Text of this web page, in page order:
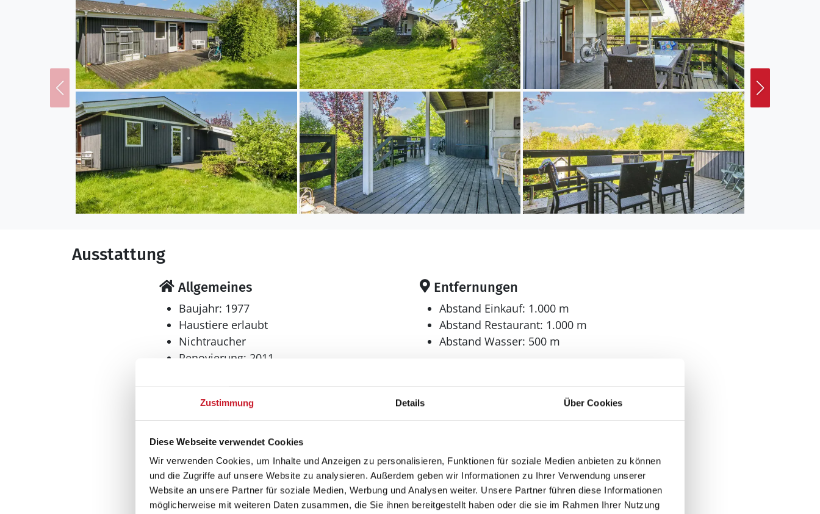
Zustimmung Details Über Cookies
Diese Webseite verwendet Cookies
Wir verwenden Cookies, um Inhalte und Anzeigen zu personalisieren, Funktionen für soziale Medien anbieten zu können
und die Zugriffe auf unsere Website zu analysieren. Außerdem geben wir Informationen zu Ihrer Verwendung unserer
Website an unsere Partner für soziale Medien, Werbung und Analysen weiter. Unsere Partner führen diese Informationen
möglicherweise mit weiteren Daten zusammen, die Sie ihnen bereitgestellt haben oder die sie im Rahmen Ihrer Nutzung
Ausstattung
Allgemeines
Baujahr: 1977
Haustiere erlaubt
Nichtraucher
Renovierung: 2011
Entfernungen
Abstand Einkauf: 1.000 m
Abstand Restaurant: 1.000 m
Abstand Wasser: 500 m
Wohnbereich
Flachbildfernseher
Kaminofen
Dunstabzug
Herd
Kaffeemaschine
Kühlschrank
Kühl-Gefrier-Kombi